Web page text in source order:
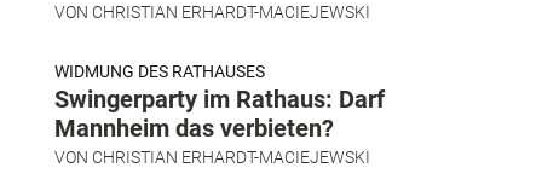
VON CHRISTIAN ERHARDT-MACIEJEWSKI
WIDMUNG DES RATHAUSES
Swingerparty im Rathaus: Darf
Mannheim das verbieten?
VON CHRISTIAN ERHARDT-MACIEJEWSKI